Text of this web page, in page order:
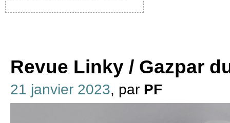
Revue Linky / Gazpar
21 janvier 2023, par PF